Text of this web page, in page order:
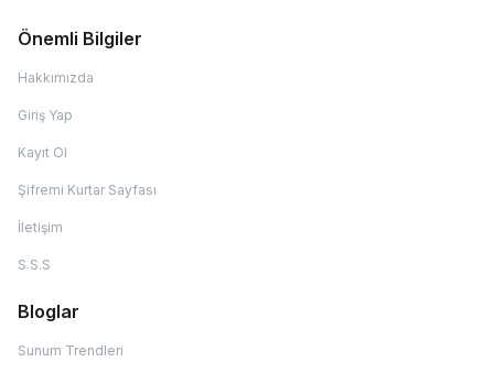
Önemli Bilgiler
Hakkımızda
Giriş Yap
Kayıt Ol
Şifremi Kurtar Sayfası
İletişim
S.S.S
Bloglar
Sunum Trendleri